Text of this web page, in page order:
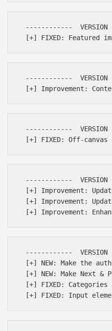
------------  VERSION
------------  VERSION
------------  VERSION
------------  VERSION
[+] Improvement:
[+] Improvement:
------------  VERSION
[+] NEW: Make the
[+] NEW: Make Next &
[+] FIXED: Categories